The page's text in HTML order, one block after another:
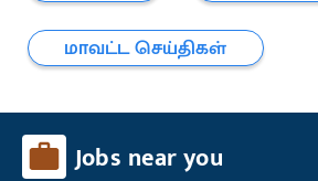
மாவட்ட செய்திகள்
Jobs near you